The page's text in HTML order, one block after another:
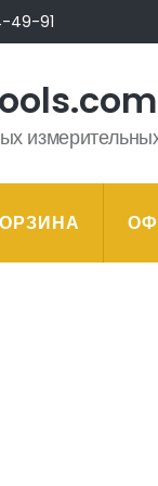
49-91